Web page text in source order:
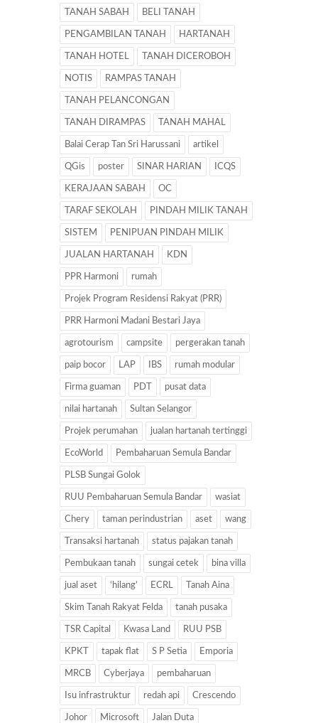
TANAH SABAH BELI TANAH
PENGAMBILAN TANAH HARTANAH
TANAH HOTEL TANAH DICEROBOH
NOTIS RAMPAS TANAH
TANAH PELANCONGAN
TANAH DIRAMPAS TANAH MAHAL
Balai Cerap Tan Sri Harussani artikel
QGis poster SINAR HARIAN ICQS
KERAJAAN SABAH OC
TARAF SEKOLAH PINDAH MILIK TANAH
SISTEM PENIPUAN PINDAH MILIK
JUALAN HARTANAH KDN
PPR Harmoni rumah
Projek Program Residensi Rakyat (PRR)
PRR Harmoni Madani Bestari Jaya
agrotourism campsite pergerakan tanah
paip bocor LAP IBS rumah modular
Firma guaman PDT pusat data
nilai hartanah Sultan Selangor
Projek perumahan jualan hartanah tertinggi
EcoWorld Pembaharuan Semula Bandar
PLSB Sungai Golok
RUU Pembaharuan Semula Bandar wasiat
Chery taman perindustrian aset wang
Transaksi hartanah status pajakan tanah
Pembukaan tanah sungai cetek bina villa
jual aset ‘hilang’ ECRL Tanah Aina
Skim Tanah Rakyat Felda tanah pusaka
TSR Capital Kwasa Land RUU PSB
KPKT tapak flat S P Setia Emporia
MRCB Cyberjaya pembaharuan
Isu infrastruktur redah api Crescendo
Johor Microsoft Jalan Duta